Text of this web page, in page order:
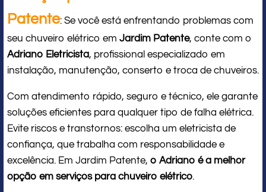
Patente: Se você está enfrentando problemas com
seu chuveiro elétrico em Jardim Patente, conte com o
Adriano Eletricista, profissional especializado em
instalação, manutenção, conserto e troca de chuveiros.
Com atendimento rápido, seguro e técnico, ele garante
soluções eficientes para qualquer tipo de falha elétrica.
Evite riscos e transtornos: escolha um eletricista de
confiança, que trabalha com responsabilidade e
excelência. Em Jardim Patente, o Adriano é a melhor
opção em serviços para chuveiro elétrico.